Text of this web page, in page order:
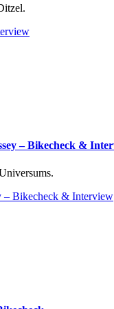
– Bikecheck &
– Bikecheck & Interview